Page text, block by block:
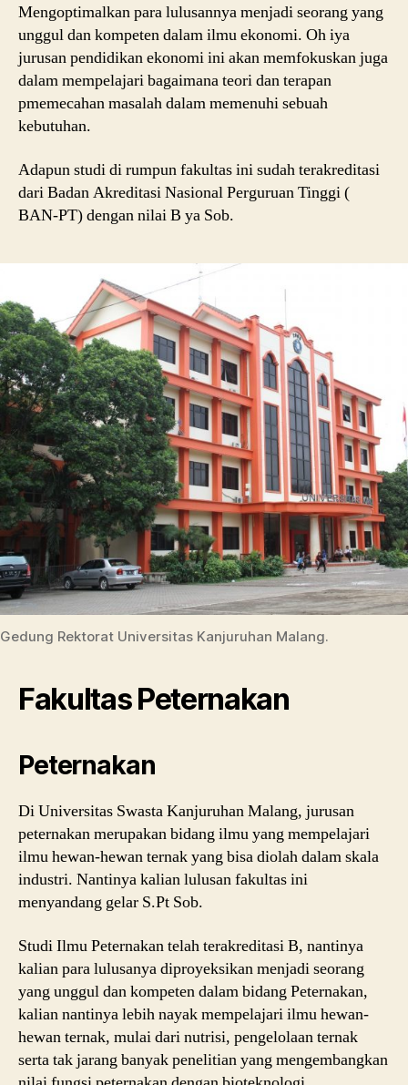
Mengoptimalkan para lulusannya menjadi seorang yang
unggul dan kompeten dalam ilmu ekonomi. Oh iya
jurusan pendidikan ekonomi ini akan memfokuskan juga
dalam mempelajari bagaimana teori dan terapan
pmemecahan masalah dalam memenuhi sebuah
kebutuhan.
Adapun studi di rumpun fakultas ini sudah terakreditasi
dari Badan Akreditasi Nasional Perguruan Tinggi (
BAN-PT) dengan nilai B ya Sob.
Gedung Rektorat Universitas Kanjuruhan Malang.
Fakultas Peternakan
Peternakan
Di Universitas Swasta Kanjuruhan Malang, jurusan
peternakan merupakan bidang ilmu yang mempelajari
ilmu hewan-hewan ternak yang bisa diolah dalam skala
industri. Nantinya kalian lulusan fakultas ini
menyandang gelar S.Pt Sob.
Studi Ilmu Peternakan telah terakreditasi B, nantinya
kalian para lulusanya diproyeksikan menjadi seorang
yang unggul dan kompeten dalam bidang Peternakan,
kalian nantinya lebih nayak mempelajari ilmu hewan-
hewan ternak, mulai dari nutrisi, pengelolaan ternak
serta tak jarang banyak penelitian yang mengembangkan